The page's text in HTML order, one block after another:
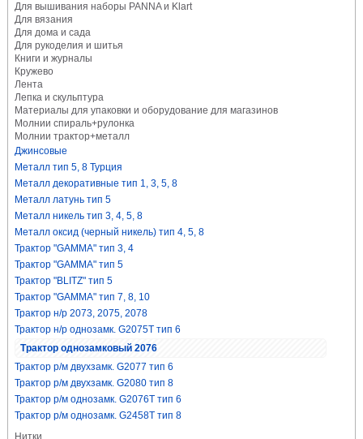
Для вышивания наборы PANNA и Klart
Для вязания
Для дома и сада
Для рукоделия и шитья
Книги и журналы
Кружево
Лента
Лепка и скульптура
Материалы для упаковки и оборудование для магазинов
Молнии спираль+рулонка
Молнии трактор+металл
Джинсовые
Металл тип 5, 8 Турция
Металл декоративные тип 1, 3, 5, 8
Металл латунь тип 5
Металл никель тип 3, 4, 5, 8
Металл оксид (черный никель) тип 4, 5, 8
Трактор "GAMMA" тип 3, 4
Трактор "GAMMA" тип 5
Трактор "BLITZ" тип 5
Трактор "GAMMA" тип 7, 8, 10
Трактор н/р 2073, 2075, 2078
Трактор н/р однозамк. G2075T тип 6
Трактор однозамковый 2076
Трактор р/м двухзамк. G2077 тип 6
Трактор р/м двухзамк. G2080 тип 8
Трактор р/м однозамк. G2076T тип 6
Трактор р/м однозамк. G2458T тип 8
Нитки